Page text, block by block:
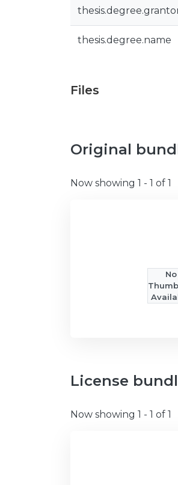
thesis.degree.name
Files
Original
Now showing 1 - 1 of 1
No
License
Now showing 1 - 1 of 1